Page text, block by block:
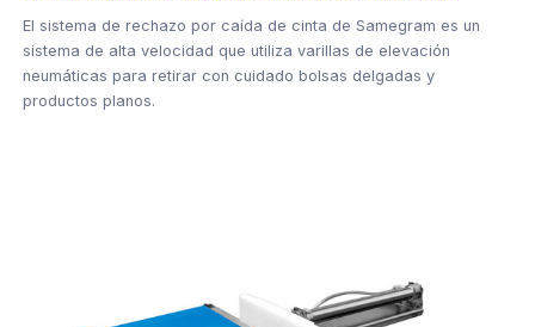
El sistema de rechazo por caída de cinta de Samegram es un
sistema de alta velocidad que utiliza varillas de elevación
neumáticas para retirar con cuidado bolsas delgadas y
productos planos.